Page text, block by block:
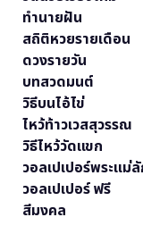
ทำนายฝัน
สถิติหวยรายเดือน
ดวงรายวัน
บทสวดมนต์
วิธีบนไอ้ไข่
ไหว้ท้าวเวสสุวรรณ
วิธีไหว้วัดแขก
วอลเปเปอร์พระแม่
วอลเปเปอร์ ฟรี
สีมงคล